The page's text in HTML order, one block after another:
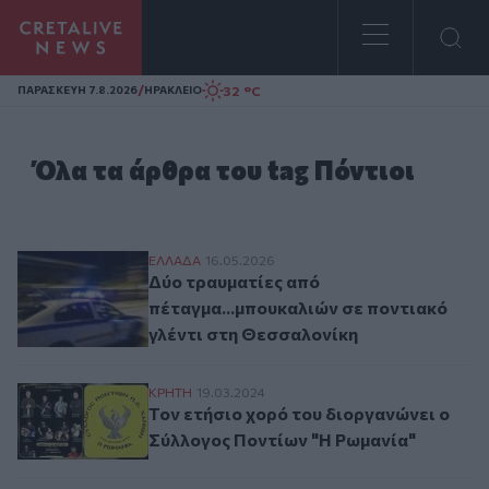
Homepage
ΠΑΡΑΣΚΕΥΗ 7.8.2026/ΗΡΑΚΛΕΙΟ 32 °C
Όλα τα άρθρα του tag Πόντιοι
Δύο τραυματίες από
ΕΛΛAΔΑ 16.05.2026
Δύο τραυματίες από
πέταγμα...μπουκαλιών σε ποντιακό
γλέντι στη Θεσσαλονίκη
Τον ετήσιο χορό του διοργανώνει ο
ΚΡΗΤΗ 19.03.2024
Τον ετήσιο χορό του διοργανώνει ο
Σύλλογος Ποντίων "Η Ρωμανία"